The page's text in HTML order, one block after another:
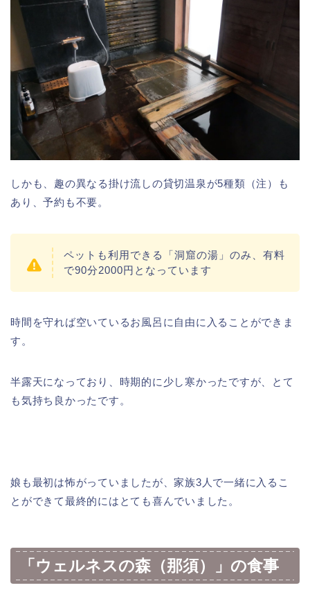
しかも、趣の異なる掛け流しの貸切温泉が5種類（注）も
あり、予約も不要。
ペットも利用できる「洞窟の湯」のみ、有料
で90分2000円となっています
時間を守れば空いているお風呂に自由に入ることができま
す。
半露天になっており、時期的に少し寒かったですが、とて
も気持ち良かったです。
娘も最初は怖がっていましたが、家族3人で一緒に入るこ
とができて最終的にはとても喜んでいました。
「ウェルネスの森（那須）」の食事